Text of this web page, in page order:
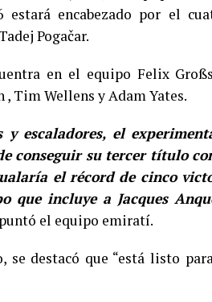
encabezado por el
Pogačar.
en el equipo Felix
Tim Wellens y Adam Yates.
escaladores, el
conseguir su tercer título
el récord de cinco
que incluye a Jacques
el equipo emiratí.
se destacó que “está listo